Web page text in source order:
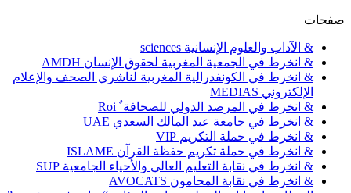
صفحات
& الآداب والعلوم الإنسانية sciences
& انخرط في الجمعية المغربية لحقوق الإنسان AMDH
& انخرط في الكونفدرالية المغربية لناشري الصحف والإعلام
الإلكتروني MEDIAS
& انخرط في المرصد الدولي للصحافة ٌ Roi
& انخرط في جامعة عبد المالك السعدي UAE
& انخرط في حملة التكريم VIP
& انخرط في حملة تكريم حفظة القرآن ISLAME
& انخرط في نقابة التعليم العالي والأحياء الجامعية SUP
& انخرط في نقابة المحامون AVOCATS